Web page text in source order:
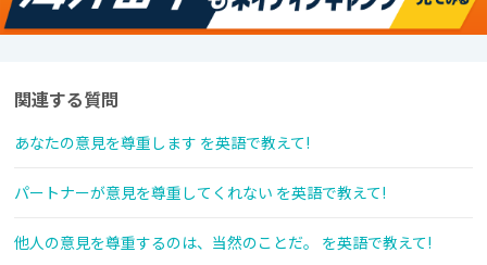
関連する質問
あなたの意見を尊重します を英語で教えて!
パートナーが意見を尊重してくれない を英語で教えて!
他人の意見を尊重するのは、当然のことだ。 を英語で教えて!